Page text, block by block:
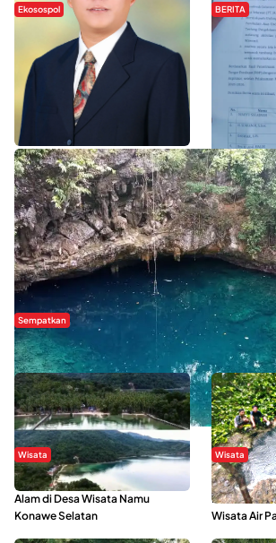
Ekosospol
Slogan Pemberdayaan Lokal
Dinilai Hanya Pemanis, Tokoh
Pemuda Wilalang Kritik Dominasi
Orang Luar
BERITA
Hipmawani
Sepakati
WISATA SULTRA >>
Sempatkan
Danau Rebi-Rebi, Pesona Alam
Wisata
Menikmati Suasana Keindahan
Alam di Desa Wisata Namu
Konawe Selatan
Wisata
Sering
Mahasiswa
Wisata Air